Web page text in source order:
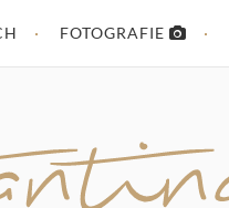
FOTOGRAFIE